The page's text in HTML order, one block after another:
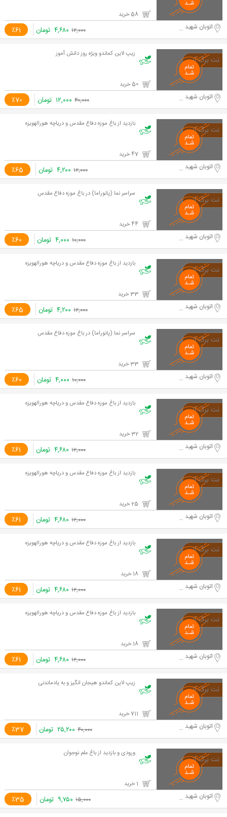
٪61 اتوبان شهید حقانی ۱۲,۰۰۰ ۴,۶۸۰ تومان
زیپ لاین کماندو ویژه روز دانش آموز
٪70 اتوبان شهید حقانی ۴۰,۰۰۰ ۱۲,۰۰۰ تومان
بازدید از باغ موزه دفاع مقدس و دریاچه هورالهویزه
٪65 اتوبان شهید حقانی ۱۲,۰۰۰ ۴,۲۰۰ تومان
سراسر نما (پانوراما) در باغ موزه دفاع مقدس
٪60 اتوبان شهید حقانی ۱۰,۰۰۰ ۴,۰۰۰ تومان
بازدید از باغ موزه دفاع مقدس و دریاچه هورالهویزه
٪65 اتوبان شهید حقانی ۱۲,۰۰۰ ۴,۲۰۰ تومان
سراسر نما (پانوراما) در باغ موزه دفاع مقدس
٪60 اتوبان شهید حقانی ۱۰,۰۰۰ ۴,۰۰۰ تومان
بازدید از باغ موزه دفاع مقدس و دریاچه هورالهویزه
٪61 اتوبان شهید حقانی ۱۲,۰۰۰ ۴,۶۸۰ تومان
بازدید از باغ موزه دفاع مقدس و دریاچه هورالهویزه
٪61 اتوبان شهید حقانی ۱۲,۰۰۰ ۴,۶۸۰ تومان
بازدید از باغ موزه دفاع مقدس و دریاچه هورالهویزه
٪61 اتوبان شهید حقانی ۱۲,۰۰۰ ۴,۶۸۰ تومان
بازدید از باغ موزه دفاع مقدس و دریاچه هورالهویزه
٪61 اتوبان شهید حقانی ۱۲,۰۰۰ ۴,۶۸۰ تومان
زیپ لاین کماندو هیجان انگیز و به یادماندنی
٪37 اتوبان شهید حقانی ۴۰,۰۰۰ ۲۵,۲۰۰ تومان
ورودی و بازدید از باغ علم نوجوان
٪35 اتوبان شهید حقانی ۱۵,۰۰۰ ۹,۷۵۰ تومان